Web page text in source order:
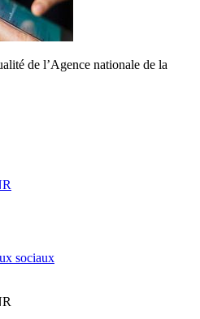
de l’Agence nationale de la
sociaux